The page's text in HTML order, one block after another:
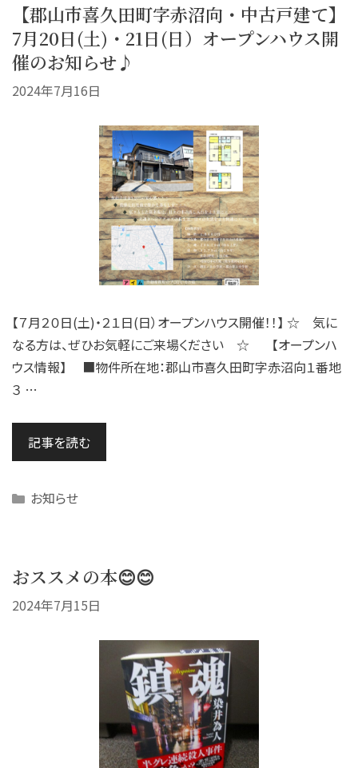
【郡山市喜久田町字赤沼向・中古戸建て】
7月20日(土)・21日(日）オープンハウス開
催のお知らせ♪
2024年7月16日
【７月２０日(土)・２１日(日）オープンハウス開催！！】 ☆ 気に
なる方は、ぜひお気軽にご来場ください ☆ 【オープンハ
ウス情報】 ■物件所在地：郡山市喜久田町字赤沼向１番地
３ …
記事を読む
Categories
お知らせ
おススメの本😊😊
2024年7月15日